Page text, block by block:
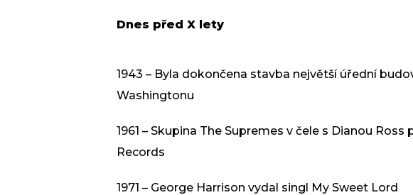
Dnes před X lety
1943 – Byla dokončena stavba největší úřední
Washingtonu
1961 – Skupina The Supremes v čele s Dianou
Records
1971 – George Harrison vydal singl My Sweet Lord